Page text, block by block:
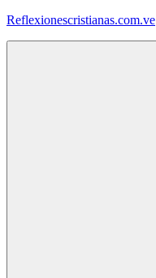
Saltar
Reflexionescristianas.com.ve